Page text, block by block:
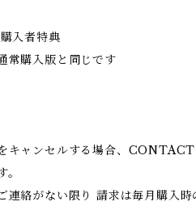
入者特典
常購入版と同じです
キャンセルする場合、
連絡がない限り 請求は毎月購入時